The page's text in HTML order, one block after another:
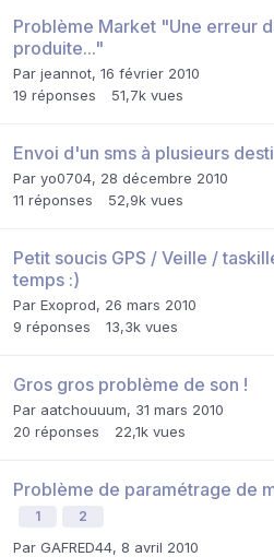
Problème Market "Une erreur
produite..."
Par jeannot, 16 février 2010
19 réponses 51,7k vues
Envoi d'un sms à plusieurs
Par yo0704, 28 décembre 2010
11 réponses 52,9k vues
Petit soucis GPS / Veille /
temps :)
Par Exoprod, 26 mars 2010
9 réponses 13,3k vues
Gros gros problème de son !
Par aatchouuum, 31 mars 2010
20 réponses 22,1k vues
Problème de paramétrage de
1 2
Par GAFRED44, 8 avril 2010